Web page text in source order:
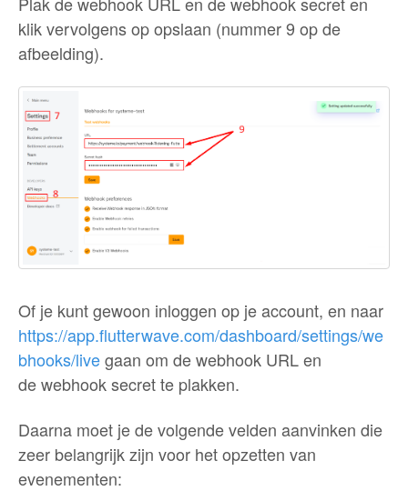
klik vervolgens op opslaan (nummer 9 op de
afbeelding).
Of je kunt gewoon inloggen op je account, en naar
https://app.flutterwave.com/dashboard/settings/we
bhooks/livegaan om de webhook URL en
de webhook secret te plakken.
Daarna moet je de volgende velden aanvinken die
zeer belangrijk zijn voor het opzetten van
evenementen: